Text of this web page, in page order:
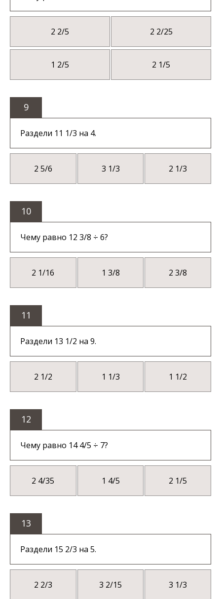
2 2/5 2 2/25
1 2/5 2 1/5
9
Раздели 11 1/3 на 4.
2 5/6 3 1/3 2 1/3
10
Чему равно 12 3/8 ÷ 6?
2 1/16 1 3/8 2 3/8
11
Раздели 13 1/2 на 9.
2 1/2 1 1/3 1 1/2
12
Чему равно 14 4/5 ÷ 7?
2 4/35 1 4/5 2 1/5
13
Раздели 15 2/3 на 5.
2 2/3 3 2/15 3 1/3